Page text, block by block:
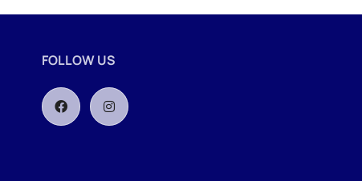
FOLLOW US